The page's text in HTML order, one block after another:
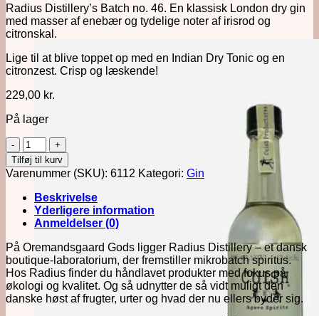
Radius Distillery’s Batch no. 46. En klassisk London dry gin
med masser af enebær og tydelige noter af irisrod og
citronskal.
Lige til at blive toppet op med en Indian Dry Tonic og en
citronzest. Crisp og læskende!
229,00 kr.
På lager
Radius
Gin
Irisrod
Citronskal
ØKO
50cl
antal
Tilføj til kurv
Varenummer (SKU): 6112 Kategori: Gin
Beskrivelse
Yderligere information
Anmeldelser (0)
På Oremandsgaard Gods ligger Radius Distillery – et dansk
boutique-laboratorium, der fremstiller mikrobatch spiritus.
Hos Radius finder du håndlavet produkter med fokus på
økologi og kvalitet. Og så udnytter de så vidt muligt den
danske høst af frugter, urter og hvad der nu ellers byder sig.